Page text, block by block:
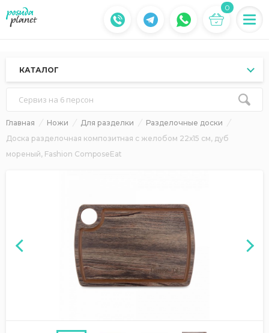
0
КАТАЛОГ
Сервиз на 6 персон
Главная Ножи Для разделки
Разделочные доски
Доска разделочная композитная с желобом 22х15 см, дуб
мореный, Fashion ComposeEat